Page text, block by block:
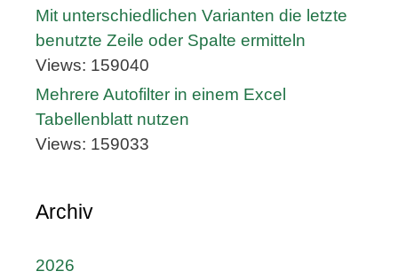
Mit unterschiedlichen Varianten die letzte
benutzte Zeile oder Spalte ermitteln
Views: 159040
Mehrere Autofilter in einem Excel
Tabellenblatt nutzen
Views: 159033
Archiv
2026